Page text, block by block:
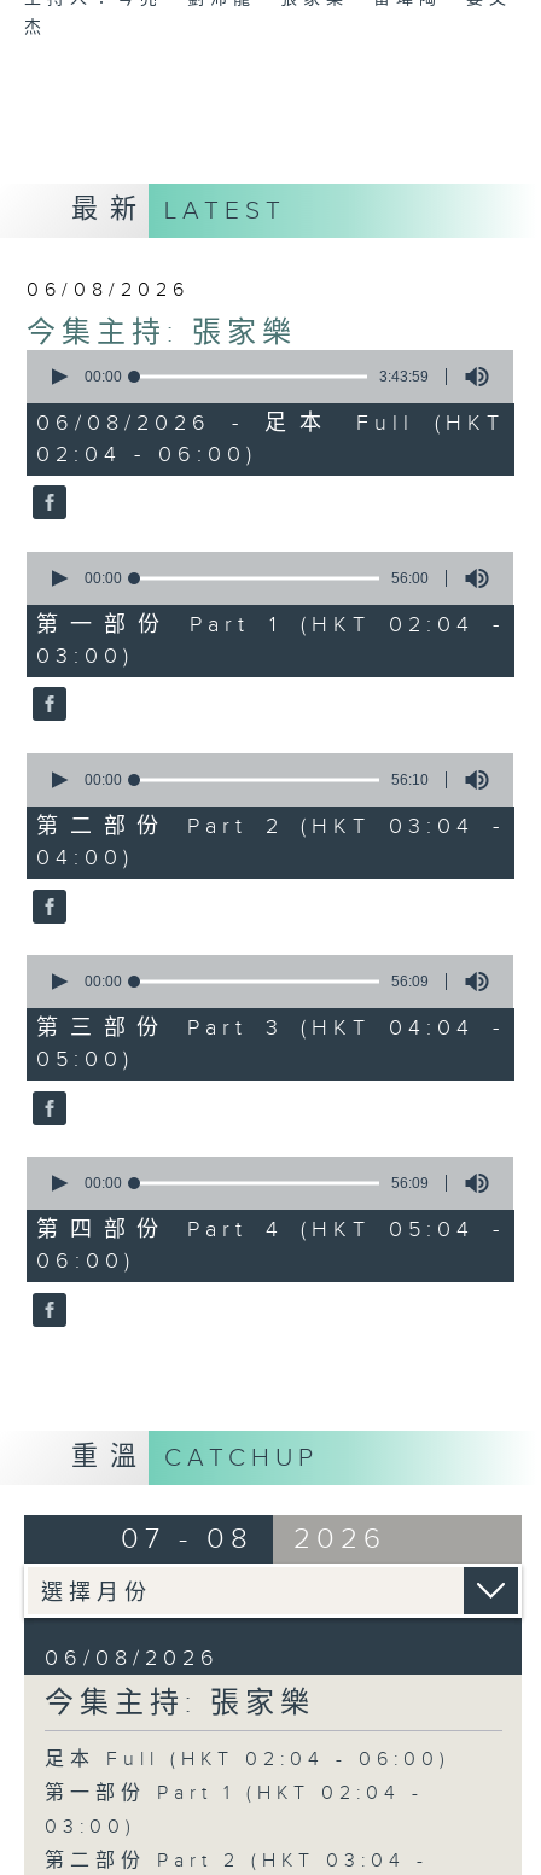
杰
最新 LATEST
06/08/2026
今集主持: 張家樂
seconds
3
hours,
43
minutes,
59
seconds
00:00 3:43:59
06/08/2026 - 足本 Full (HKT
02:04 - 06:00)
seconds
56
minutes,
0
seconds
00:00 56:00
第一部份 Part 1 (HKT 02:04 -
03:00)
seconds
56
minutes,
10
seconds
00:00 56:10
第二部份 Part 2 (HKT 03:04 -
04:00)
seconds
56
minutes,
9
seconds
00:00 56:09
第三部份 Part 3 (HKT 04:04 -
05:00)
seconds
56
minutes,
9
seconds
00:00 56:09
第四部份 Part 4 (HKT 05:04 -
06:00)
重溫 CATCHUP
07 - 08 2026
06/08/2026
今集主持: 張家樂
足本 Full (HKT 02:04 - 06:00)
第一部份 Part 1 (HKT 02:04 -
03:00)
第二部份 Part 2 (HKT 03:04 -